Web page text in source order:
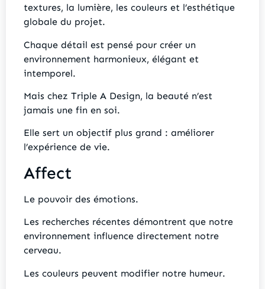
textures, la lumière, les couleurs et l’esthétique
globale du projet.
Chaque détail est pensé pour créer un
environnement harmonieux, élégant et
intemporel.
Mais chez Triple A Design, la beauté n’est
jamais une fin en soi.
Elle sert un objectif plus grand : améliorer
l’expérience de vie.
Affect
Le pouvoir des émotions.
Les recherches récentes démontrent que notre
environnement influence directement notre
cerveau.
Les couleurs peuvent modifier notre humeur.